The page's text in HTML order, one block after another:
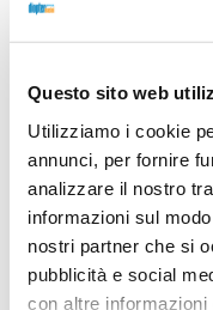
Questo sito web
Utilizziamo i cookie
annunci, per fornire
analizzare il nostro
informazioni sul
nostri partner che si
pubblicità e social
con altre
nostro negozio
da OTTICA
Showing all 2 results